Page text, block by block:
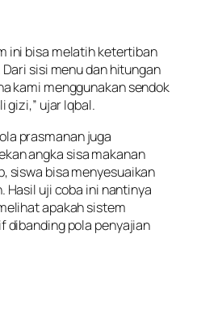
ini bisa melatih ketertiban
sisi menu dan hitungan
kami menggunakan sendok
gizi,” ujar Iqbal.
prasmanan juga
angka sisa makanan
siswa bisa menyesuaikan
Hasil uji coba ini nantinya
apakah sistem
dibanding pola penyajian